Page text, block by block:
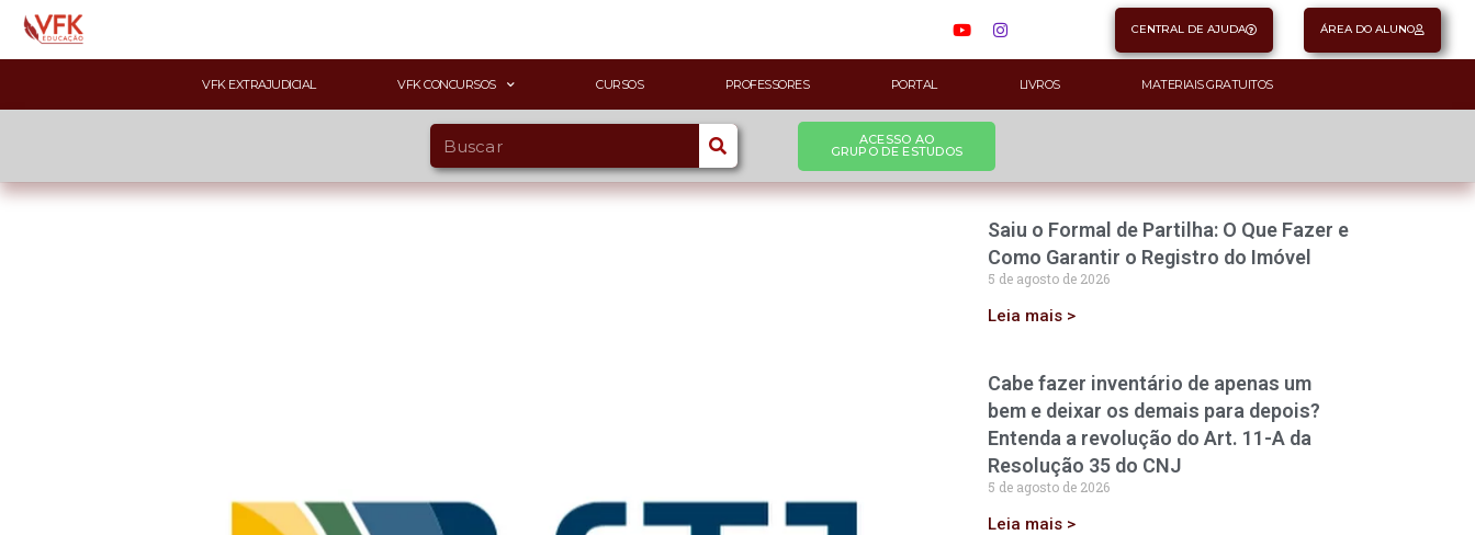
CENTRAL DE AJUDA ÁREA DO ALUNO
VFK EXTRAJUDICIAL VFK CONCURSOS CURSOS PROFESSORES PORTAL LIVROS MATERIAIS GRATUITOS
ACESSO AO
GRUPO DE ESTUDOS
Saiu o Formal de Partilha: O Que Fazer e
Como Garantir o Registro do Imóvel
5 de agosto de 2026
Leia mais >
Cabe fazer inventário de apenas um
bem e deixar os demais para depois?
Entenda a revolução do Art. 11-A da
Resolução 35 do CNJ
5 de agosto de 2026
Leia mais >